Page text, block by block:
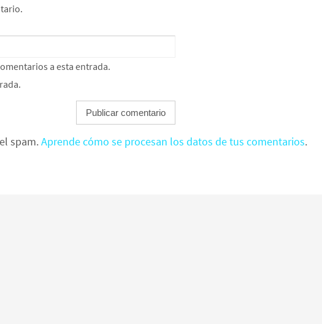
a esta entrada.
spam.Aprende cómo se procesan los datos de tus comentarios.